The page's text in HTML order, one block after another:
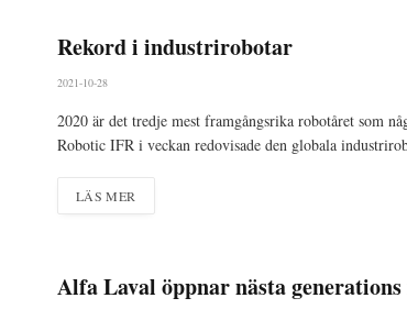
Rekord i industrirobotar
2021-10-28
2020 är det tredje mest framgångsrika robotåret som
Robotic IFR i veckan redovisade den globala
LÄS MER
Alfa Laval öppnar nästa